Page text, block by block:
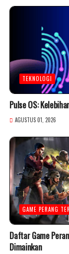
TEKNOLOGI
Pulse OS:
AGUSTUS 01, 2026
GAME PERANG
Daftar Game
Dimainkan